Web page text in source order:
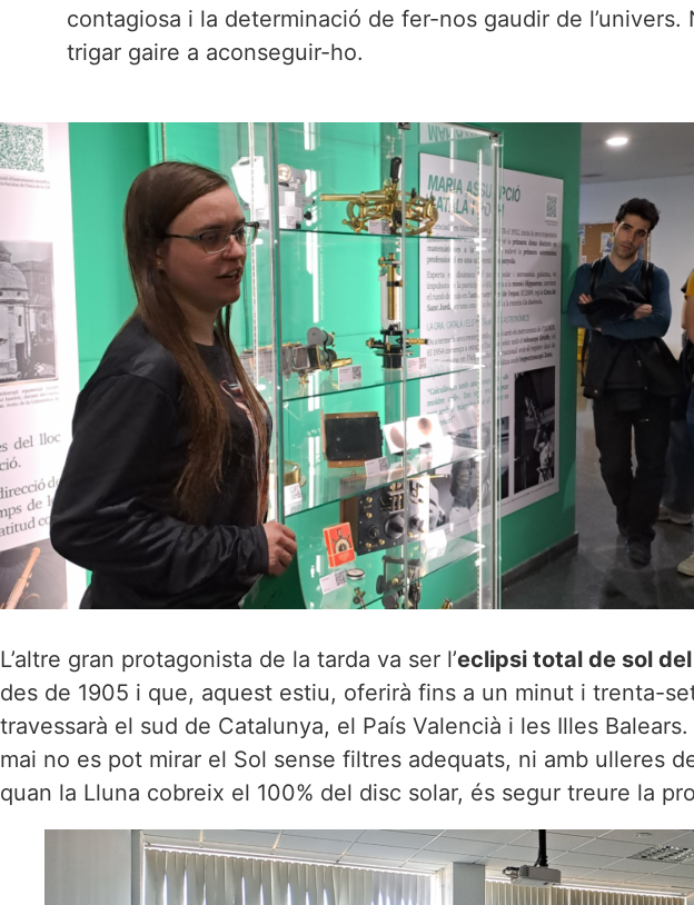
contagiosa i la determinació de fer-nos gaudir de l’univers.
trigar gaire a aconseguir-ho.
L’altre gran protagonista de la tarda va ser l’eclipsi total de sol
des de 1905 i que, aquest estiu, oferirà fins a un minut i trenta-
travessarà el sud de Catalunya, el País Valencià i les Illes
mai no es pot mirar el Sol sense filtres adequats, ni amb ulleres
quan la Lluna cobreix el 100% del disc solar, és segur treure la